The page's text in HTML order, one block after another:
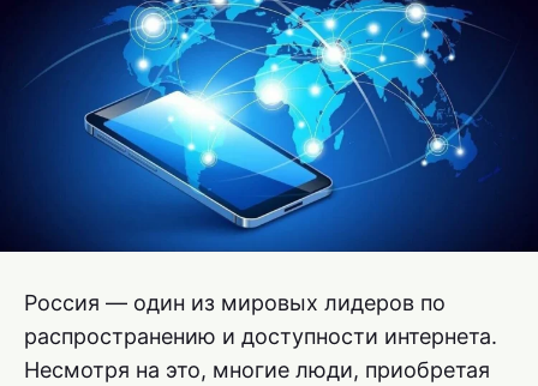
Россия — один из мировых лидеров по
распространению и доступности интернета.
Несмотря на это, многие люди, приобретая